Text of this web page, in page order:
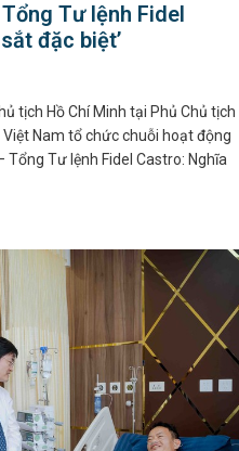
Tư lệnh Fidel
đặc biệt’
tịch Hồ Chí Minh tại Phủ Chủ tịch
Nam tổ chức chuỗi hoạt động
Tổng Tư lệnh Fidel Castro: Nghĩa